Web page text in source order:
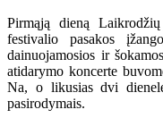
Pirmąją dieną
festivalio pasakos
dainuojamosios ir
atidarymo koncerte
Na, o likusias dvi
pasirodymais.